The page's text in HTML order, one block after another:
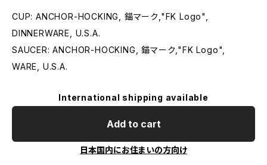
CUP: ANCHOR-HOCKING, 錨マーク,"FK Logo",
DINNERWARE, U.S.A.
SAUCER: ANCHOR-HOCKING, 錨マーク,"FK Logo",
WARE, U.S.A.
International shipping available
Add to cart
日本国内にお住まいの方向け